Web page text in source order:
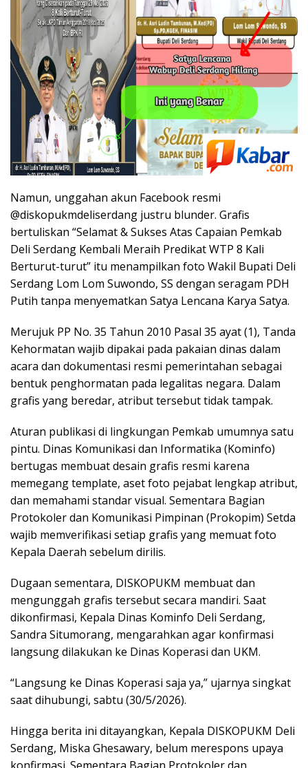
Namun, unggahan akun Facebook resmi
@diskopukmdeliserdang justru blunder. Grafis
bertuliskan “Selamat & Sukses Atas Capaian Pemkab
Deli Serdang Kembali Meraih Predikat WTP 8 Kali
Berturut-turut” itu menampilkan foto Wakil Bupati Deli
Serdang Lom Lom Suwondo, SS dengan seragam PDH
Putih tanpa menyematkan Satya Lencana Karya Satya.
Merujuk PP No. 35 Tahun 2010 Pasal 35 ayat (1), Tanda
Kehormatan wajib dipakai pada pakaian dinas dalam
acara dan dokumentasi resmi pemerintahan sebagai
bentuk penghormatan pada legalitas negara. Dalam
grafis yang beredar, atribut tersebut tidak tampak.
Aturan publikasi di lingkungan Pemkab umumnya satu
pintu. Dinas Komunikasi dan Informatika (Kominfo)
bertugas membuat desain grafis resmi karena
memegang template, aset foto pejabat lengkap atribut,
dan memahami standar visual. Sementara Bagian
Protokoler dan Komunikasi Pimpinan (Prokopim) Setda
wajib memverifikasi setiap grafis yang memuat foto
Kepala Daerah sebelum dirilis.
Dugaan sementara, DISKOPUKM membuat dan
mengunggah grafis tersebut secara mandiri. Saat
dikonfirmasi, Kepala Dinas Kominfo Deli Serdang,
Sandra Situmorang, mengarahkan agar konfirmasi
langsung dilakukan ke Dinas Koperasi dan UKM.
“Langsung ke Dinas Koperasi saja ya,” ujarnya singkat
saat dihubungi, sabtu (30/5/2026).
Hingga berita ini ditayangkan, Kepala DISKOPUKM Deli
Serdang, Miska Ghesawary, belum merespons upaya